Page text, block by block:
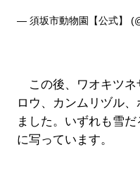
— 須坂市動物園【公式】
この後、ワオキツネ
ロウ、カンムリヅル
ました。いずれも雪
に写っています。